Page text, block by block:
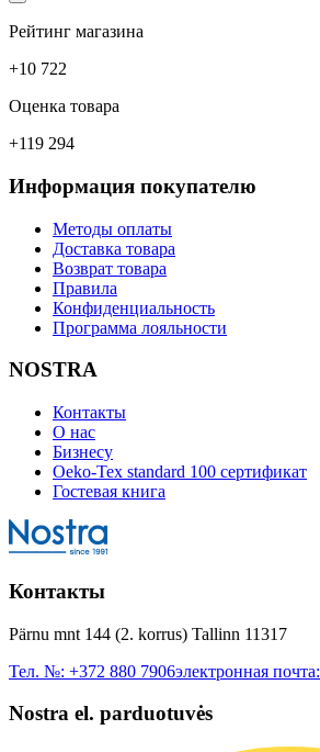
Рейтинг магазина
+10 722
Оценка товара
+119 294
Информация покупателю
Методы оплаты
Доставка товара
Возврат товара
Правила
Конфиденциальность
Программа лояльности
NOSTRA
Контакты
О нас
Бизнесу
Oeko-Tex standard 100 сертификат
Гостевая книга
Контакты
Pärnu mnt 144 (2. korrus) Tallinn 11317
Тел. №: +372 880 7906электронная почта:
Nostra el. parduotuvės